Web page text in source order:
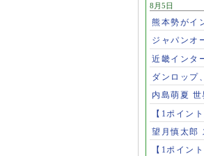
8月5日
熊本勢がイ
ジャパンオ
近畿インタ
ダンロップ
内島萌夏 世
【1ポイン
望月慎太郎
【1ポイン